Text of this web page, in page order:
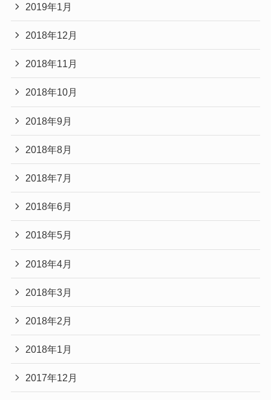
2019年1月
2018年12月
2018年11月
2018年10月
2018年9月
2018年8月
2018年7月
2018年6月
2018年5月
2018年4月
2018年3月
2018年2月
2018年1月
2017年12月